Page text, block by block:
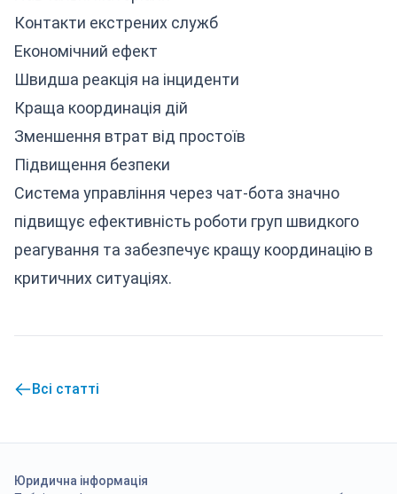
Контакти екстрених служб
Економічний ефект
Швидша реакція на інциденти
Краща координація дій
Зменшення втрат від простоїв
Підвищення безпеки
Система управління через чат-бота значно
підвищує ефективність роботи груп швидкого
реагування та забезпечує кращу координацію в
критичних ситуаціях.
Всі статті
Юридична інформація